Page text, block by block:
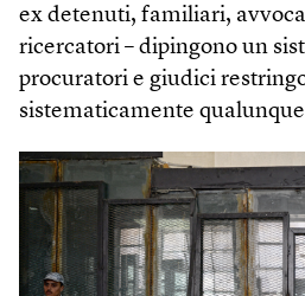
ex detenuti, familiari,
ricercatori – dipingono un
procuratori e giudici
sistematicamente